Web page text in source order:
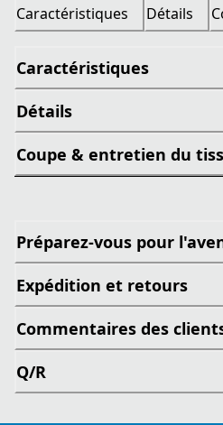
Caractéristiques Détails
Caractéristiques
Détails
Coupe & entretien du
Préparez-vous pour
Expédition et retours
Commentaires des
Q/R